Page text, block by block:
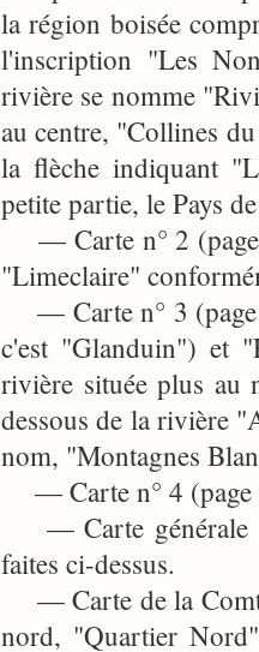
la région boisée
l'inscription "Les
rivière se nomme
au centre, "Collines
la flèche indiquant
petite partie, le Pays
— Carte n° 2 (page
"Limeclaire"
— Carte n° 3 (page
c'est "Glanduin") et
rivière située plus au
dessous de la rivière
nom, "Montagnes
— Carte n° 4 (page
— Carte générale
faites ci-dessus.
— Carte de la
nord, "Quartier